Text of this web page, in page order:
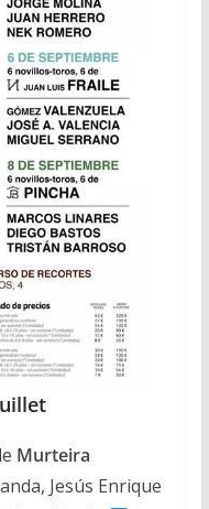
Murteira
Jesús Enrique